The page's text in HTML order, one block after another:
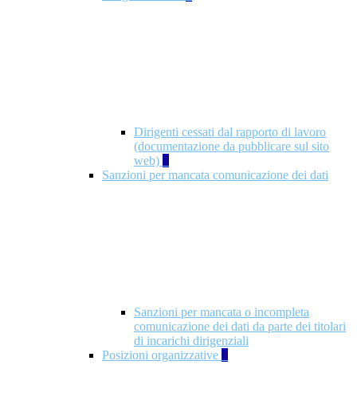
Dirigenti cessati dal rapporto di lavoro
(documentazione da pubblicare sul sito
web) 1
Sanzioni per mancata comunicazione dei dati
Sanzioni per mancata o incompleta
comunicazione dei dati da parte dei titolari
di incarichi dirigenziali
Posizioni organizzative 1